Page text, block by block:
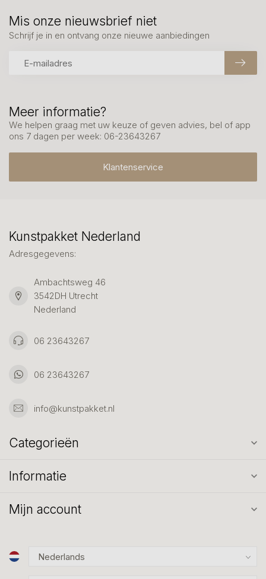
Meer informatie?
We helpen graag met uw keuze of geven advies, bel of app
ons 7 dagen per week: 06-23643267
Klantenservice
Mis onze nieuwsbrief niet
Schrijf je in en ontvang onze nieuwe aanbiedingen
Kunstpakket Nederland
Adresgegevens:
Ambachtsweg 46
3542DH Utrecht
Nederland
06 23643267
06 23643267
info@kunstpakket.nl
Categorieën
Informatie
Mijn account